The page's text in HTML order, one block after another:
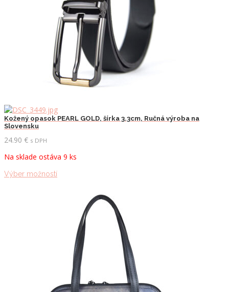
Kožený opasok PEARL GOLD, šírka 3.3cm, Ručná výroba na
Slovensku
24.90 € s DPH
Na sklade ostáva 9 ks
Výber možnostíTento
variantov.
Možnosti
môžete
vybrať
stránke
produktu.